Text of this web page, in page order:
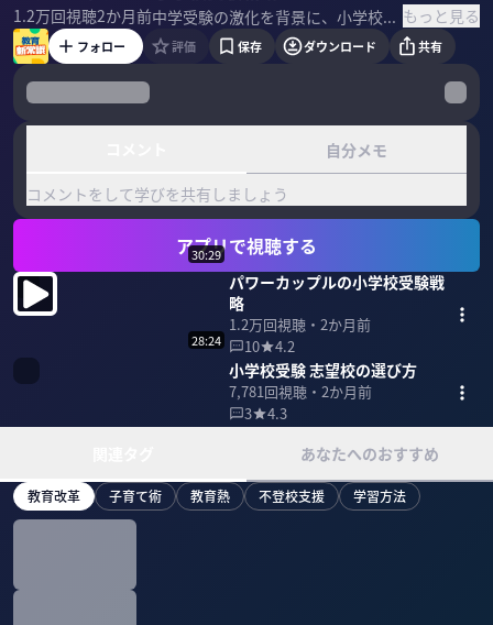
1.2万回視聴2か月前 中学受験の激化を背景に、小学校受験への関心がかつてなく高まっている。しかし、生半可な覚悟で参入すれば確実に失敗する。「年中の11月」というタイムリミット、共働き家庭を待ち受ける朝晩の学習ノルマ、そして志望校選びのトラップとは何か？小学校オタクの横山美菜子氏と受験評論家の伊藤滉一郎氏に、失敗しないための絶対法則を聞いた。 ＜ゲスト＞ 横山美菜子｜MagicAl Pass 取締役 小学校オタク リクルート14年間勤務後、MagicAl Passを起業。100校の小学校訪問と現役教員への取材で得た一次情報をもとに、志望校選びのリアルを発信。AI家庭学習アプリなどを通じて、共働き家庭の小学校受験を支援。自身もフルタイム共働きで2人の子どもの小学校受験を経験。 伊藤滉一郎｜JSK代表 受験評論家 早稲田大学を卒業後、大手金融機関に就職。その後、人生をかけて学歴と向き合うことを決意し退職。高学歴1000人以上へのじゅけんに関するインタビューや独自のリサーチで得た情報を、X（フォロワー約12万人※2026年3月）などで発信。 ＜参考書籍＞ 『子どもが沈まない 親が無理しない 小中高大受験戦略』 伊藤滉一郎（著）日本経済新聞出版（刊） もっと見る
フォロー 評価 保存 ダウンロード 共有
自分メモ
コメントをして学びを共有しましょう
アプリで視聴する
30:29
パワーカップルの小学校受験戦
略
1.2万回視聴・ 2か月前
10
4.2
28:24
小学校受験 志望校の選び方
7,781回視聴・ 2か月前
3
4.3
あなたへのおすすめ
教育改革 子育て術 教育熱 不登校支援 学習方法